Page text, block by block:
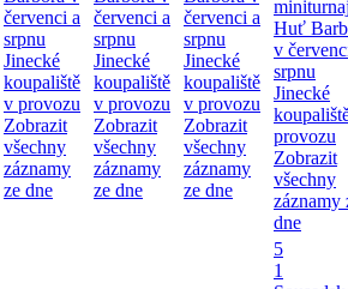
červenci a
srpnu
Jinecké
koupaliště
v provozu
Zobrazit
všechny
záznamy
ze dne
červenci a
srpnu
Jinecké
koupaliště
v provozu
Zobrazit
všechny
záznamy
ze dne
červenci a
srpnu
Jinecké
koupaliště
v provozu
Zobrazit
všechny
záznamy
ze dne
Huť
v
srpnu
Jinecké
provozu
Zobrazit
všechny
záznamy
dne
5
1